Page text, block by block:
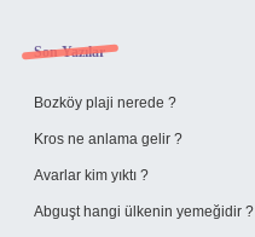
Sidebar
Son Yazılar
Bozköy plaji nerede ?
Kros ne anlama gelir ?
Avarlar kim yıktı ?
Abguşt hangi ülkenin yemeğidir ?